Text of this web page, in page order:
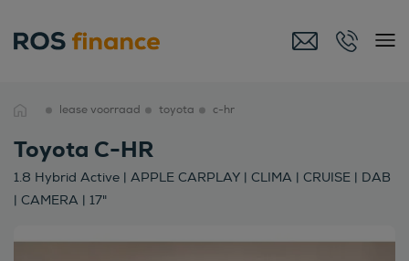
lease voorraad toyota c-hr
Toyota C-HR
1.8 Hybrid Active | APPLE CARPLAY | CLIMA | CRUISE | DAB
| CAMERA | 17"